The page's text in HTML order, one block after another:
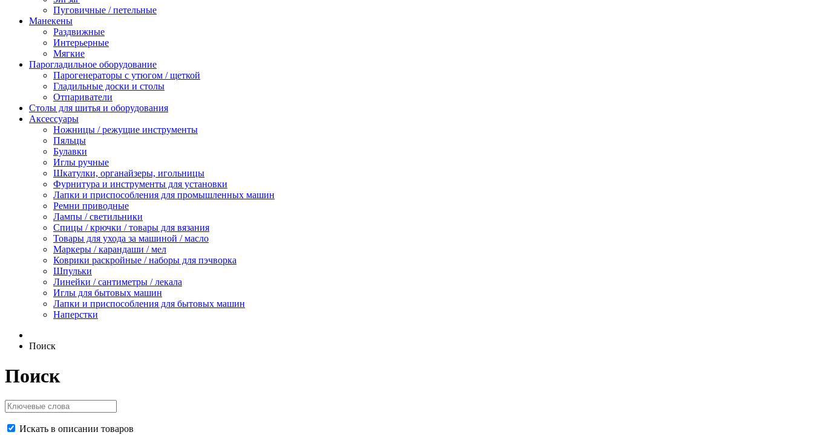
Пуговичные / петельные
Манекены
Раздвижные
Интерьерные
Мягкие
Парогладильное оборудование
Парогенераторы с утюгом / щеткой
Гладильные доски и столы
Отпариватели
Столы для шитья и оборудования
Аксессуары
Ножницы / режущие инструменты
Пяльцы
Булавки
Иглы ручные
Шкатулки, органайзеры, игольницы
Фурнитура и инструменты для установки
Лапки и приспособления для промышленных машин
Ремни приводные
Лампы / светильники
Спицы / крючки / товары для вязания
Товары для ухода за машиной / масло
Маркеры / карандаши / мел
Коврики раскройные / наборы для пэчворка
Шпульки
Линейки / сантиметры / лекала
Иглы для бытовых машин
Лапки и приспособления для бытовых машин
Наперстки
Поиск
Поиск
Искать в описании товаров